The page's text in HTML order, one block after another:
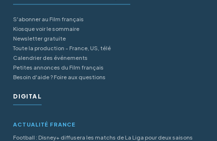
S'abonner au Film français
Kiosque voir le sommaire
Newsletter gratuite
Toute la production - France, US, télé
Calendrier des événements
Petites annonces du Film français
Besoin d'aide ? Foire aux questions
DIGITAL
ACTUALITÉ FRANCE
Football : Disney+ diffusera les matchs de La Liga pour deux saisons